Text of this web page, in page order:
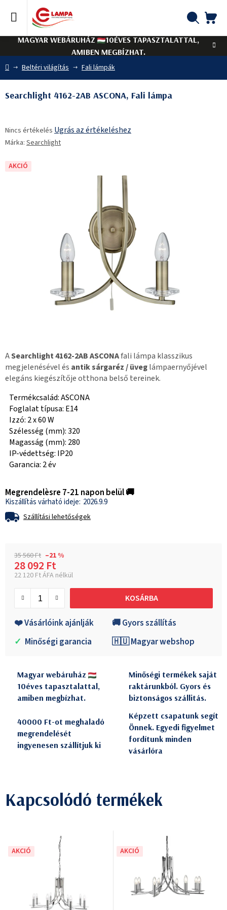
tartalomhoz
MAGYAR WEBÁRUHÁZ
10ÉVES TAPASZTALATTAL,
AMIBEN MEGBÍZHAT.
Kezdőlap
Beltéri világítás Fali lámpák
ASearchlight 4162-2AB ASCONAfali lámpa klasszikus
megjelenésével és antik sárgaréz / üveglámpaernyőjével
elegáns kiegészítője otthona belső tereinek.
Termékcsalád: ASCONA
Foglalat típusa: E14
Izzó: 2 x 60 W
Szélesség (mm): 320
Magasság (mm): 280
IP-védettség: IP20
Garancia: 2 év
Megrendelèsre 7-21 napon belül 🚚
2026.9.9
Szállítási lehetőségek
35 560 Ft –21 %
28 092 Ft
22 120 Ft ÁFA nélkül
KOSÁRBA
❤️ Vásárlóink ajánlják
🚚 Gyors szállítás
✓ Minőségi garancia 🇭🇺 Magyar webshop
Searchlight 4162-2AB ASCONA, Fali lámpa
termék
átlagos
5-
Nincs értékelés Ugrás az értékeléshez
Márka: Searchlight
AKCIÓ
Magyar webáruház
10éves tapasztalattal,
amiben megbízhat.
Minőségi termékek saját
raktárunkból. Gyors és
biztonságos szállitás.
40000 Ft-ot meghaladó
megrendelését
ingyenesen szállítjuk ki
Képzett csapatunk segít
Önnek. Egyedi figyelmet
fordítunk minden
vásárlóra
Kapcsolódó termékek
AKCIÓ AKCIÓ